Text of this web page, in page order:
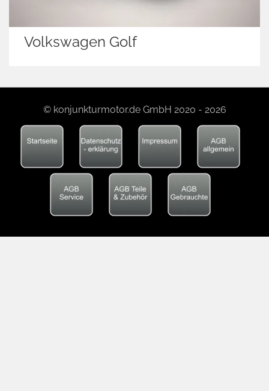
Volkswagen Golf
© konjunkturmotor.de GmbH 2020 - 2026